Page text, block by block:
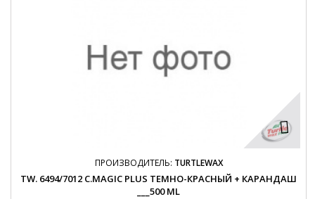
ПРОИЗВОДИТЕЛЬ: TURTLEWAX
TW. 6494/7012 C.MAGIC PLUS ТЕМНО-КРАСНЫЙ + КАРАНДАШ
___500 ML